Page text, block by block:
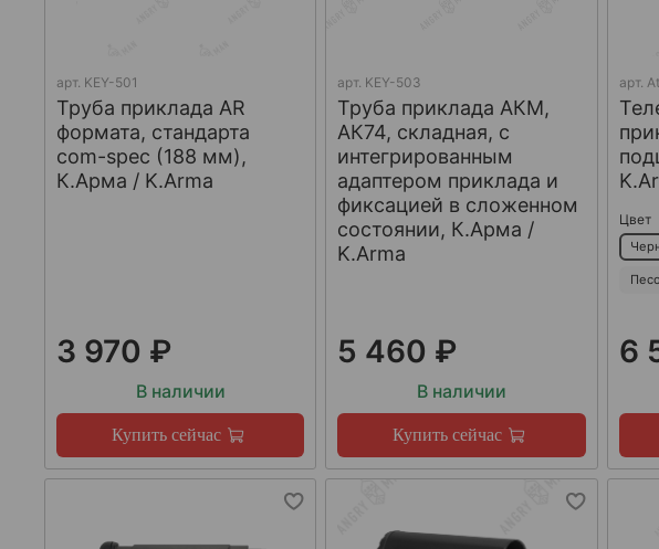
арт. KEY-501
Труба приклада AR
формата, стандарта
com-spec (188 мм),
К.Арма / K.Arma
3 970 ₽
В наличии
Купить сейчас
арт. KEY-503
Труба приклада АКМ,
АК74, складная, с
интегрированным
адаптером приклада и
фиксацией в сложенном
состоянии, К.Арма /
K.Arma
5 460 ₽
В наличии
Купить сейчас
арт.
Цвет
6